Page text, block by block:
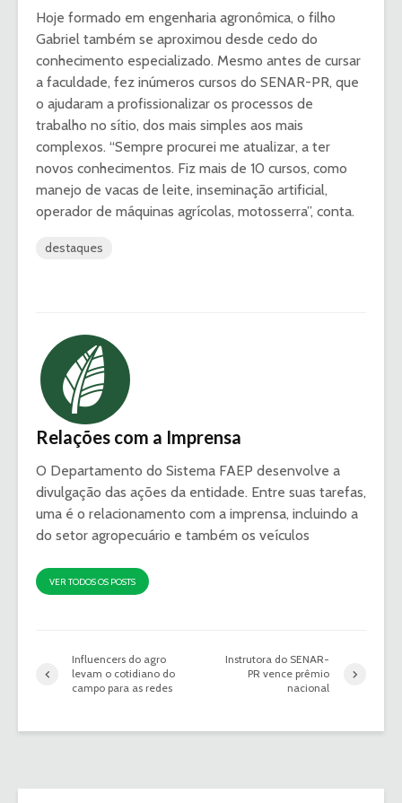
Hoje formado em engenharia agronômica, o filho
Gabriel também se aproximou desde cedo do
conhecimento especializado. Mesmo antes de cursar
a faculdade, fez inúmeros cursos do SENAR-PR, que
o ajudaram a profissionalizar os processos de
trabalho no sítio, dos mais simples aos mais
complexos. “Sempre procurei me atualizar, a ter
novos conhecimentos. Fiz mais de 10 cursos, como
manejo de vacas de leite, inseminação artificial,
operador de máquinas agrícolas, motosserra”, conta.
destaques
Relações com a Imprensa
O Departamento do Sistema FAEP desenvolve a
divulgação das ações da entidade. Entre suas tarefas,
uma é o relacionamento com a imprensa, incluindo a
do setor agropecuário e também os veículos
VER TODOS OS POSTS
Influencers do agro
levam o cotidiano do
campo para as redes
Instrutora do SENAR-
PR vence prêmio
nacional